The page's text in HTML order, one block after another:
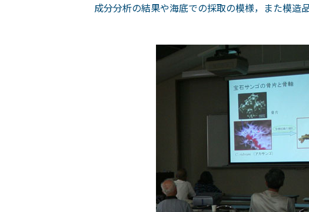
成分分析の結果や海底での採取の模様，また模造